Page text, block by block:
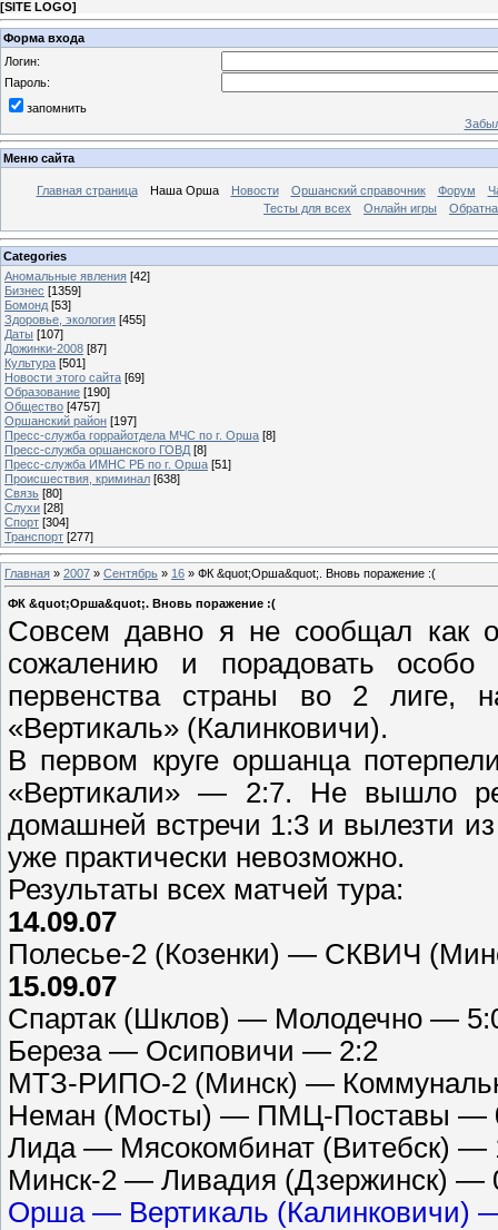
[SITE LOGO]
Форма входа
Логин:
Пароль:
запомнить
Меню сайта
Главная страница Наша Орша Новости Оршанский справочник Форум
Тесты для всех
Онлайн игры
Categories
Аномальные явления [42]
Бизнес [1359]
Бомонд [53]
Здоровье, экология [455]
Даты [107]
Дожинки-2008 [87]
Культура [501]
Новости этого сайта [69]
Образование [190]
Общество [4757]
Оршанский район [197]
Пресс-служба горрайотдела МЧС по г. Орша [8]
Пресс-служба оршанского ГОВД [8]
Пресс-служба ИМНС РБ по г. Орша [51]
Проиcшествия, криминал [638]
Связь [80]
Слухи [28]
Спорт [304]
Транспорт [277]
Главная » 2007 » Сентябрь » 16 » ФК &quot;Орша&quot;. Вновь поражение :(
ФК &quot;Орша&quot;. Вновь поражение :(
Совсем давно я не сообщал как
сожалению и порадовать
первенства страны во 2 лиге,
«Вертикаль» (Калинковичи).
В первом круге оршанца
«Вертикали» — 2:7. Не вышло
домашней встречи 1:3 и вылезти
уже практически невозможно.
Результаты всех матчей тура:
14.09.07
Полесье-2 (Козенки) — СКВИЧ
15.09.07
Спартак (Шклов) — Молодечно —
Береза — Осиповичи — 2:2
МТЗ-РИПО-2 (Минск) —
Неман (Мосты) — ПМЦ-Поставы —
Лида — Мясокомбинат (Витебск) —
Минск-2 — Ливадия (Дзержинск) —
Орша — Вертикаль (Калинковичи)